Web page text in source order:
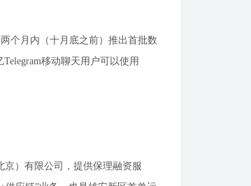
个月内（十月底之前）推出首批数
移动聊天用户可以使用
京）有限公司，提供保理融资服